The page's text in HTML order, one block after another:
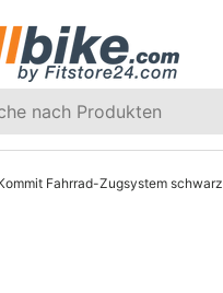
Inhalt
Fahrrad-Zugsystem schwarz